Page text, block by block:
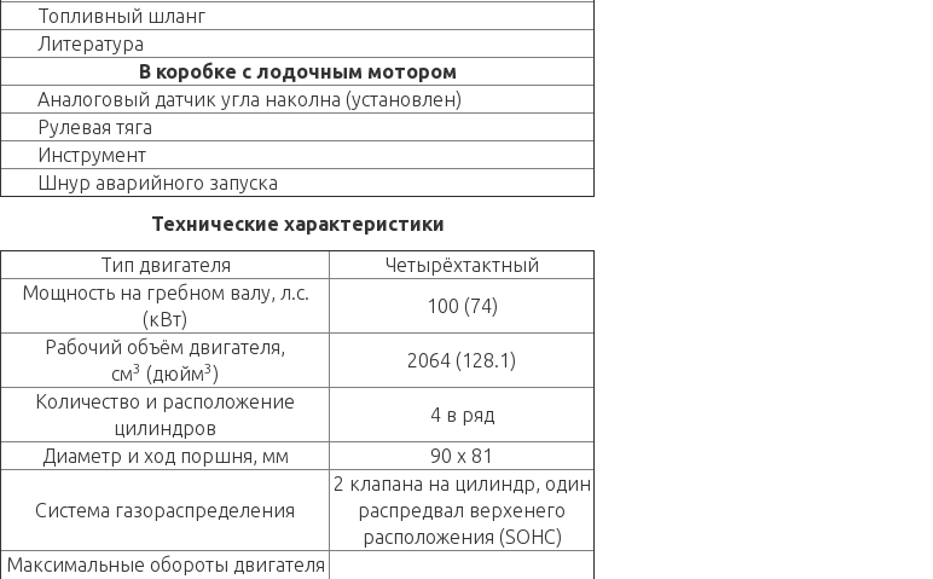
Топливный шланг
Литература
В коробке с лодочным мотором
Аналоговый датчик угла наколна (установлен)
Рулевая тяга
Инструмент
Шнур аварийного запуска
Технические характеристики
Тип двигателя
Четырёхтактный
Мощность на гребном валу, л.с.
(кВт)
100 (74)
Рабочий объём двигателя,
см3 (дюйм3)
2064 (128.1)
Количество и расположение
цилиндров
4 в ряд
Диаметр и ход поршня, мм
90 х 81
Система газораспределения
2 клапана на цилиндр, один
распредвал верхенего
расположения (SOHC)
Максимальные обороты двигателя